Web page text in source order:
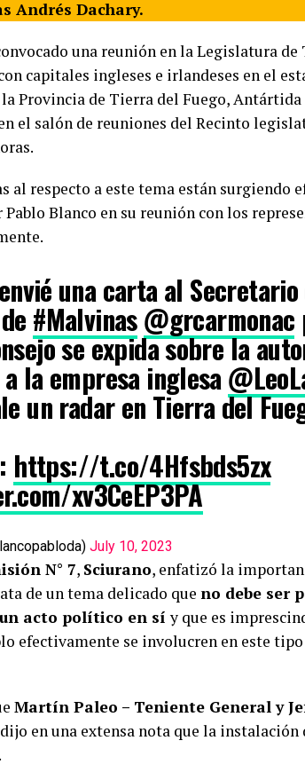
Andrés Dachary.
una reunión en la Legislatura de
capitales ingleses e irlandeses en el
Provincia de Tierra del Fuego, Antártida
el salón de reuniones del Recinto
al respecto a este tema están surgiendo
Blanco en su reunión con los
una carta al Secretario
#Malvinas@grcarmonac
se expida sobre la
la empresa inglesa
un radar en Tierra del
https://t.co/4Hfsbds5zx
xv3CeEP3PA
July 10, 2023
N° 7, Sciurano, enfatizó la
de un tema delicado que no debe ser
acto político en síy que es
efectivamente se involucren en este
Martín Paleo – Teniente General y
dijo en una extensa nota que la